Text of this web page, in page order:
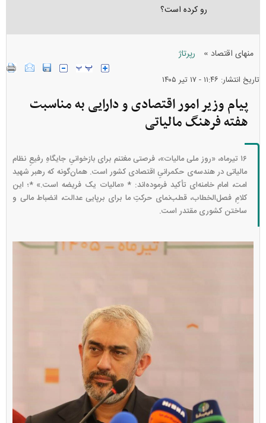
رو کرده است؟
منهای اقتصاد » رپرتاژ
تاریخ انتشار: ۱۱:۴۶ - ۱۷ تير ۱۴۰۵
پیام وزیر امور اقتصادی و دارایی به مناسبت
هفته فرهنگ مالیاتی
۱۶ تیرماه، «روز ملی مالیات»، فرصتی مغتنم برای بازخوانیِ جایگاهِ رفیعِ نظام
مالیاتی در هندسه‌ی حکمرانیِ اقتصادی کشور است. همان‌گونه که رهبر شهید
امت، امام خامنه‌ای تأکید فرموده‌اند: * «مالیات یک فریضه است.» *؛ این
کلامِ فصل‌الخطاب، قطب‌نمای حرکتِ ما برای برپایی عدالت، انضباط مالی و
ساختن کشوری مقتدر است.